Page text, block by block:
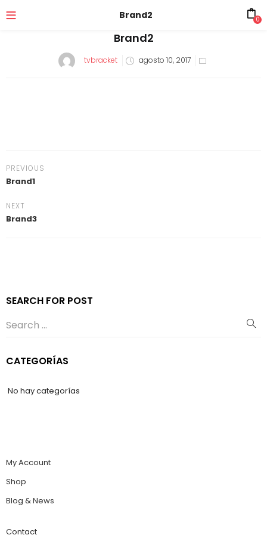
Brand2 0
Brand2
tvbracket agosto 10, 2017
PREVIOUS
Brand1
NEXT
Brand3
SEARCH FOR POST
CATEGORÍAS
No hay categorías
My Account
Shop
Blog & News
Contact